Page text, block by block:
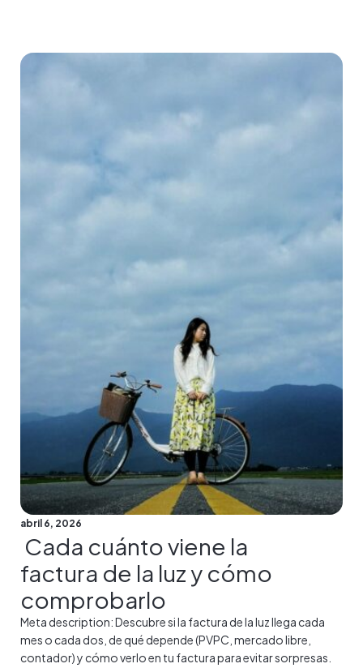
abril 6, 2026
Cada cuánto viene la
factura de la luz y cómo
comprobarlo
Meta description: Descubre si la factura de la luz llega cada
mes o cada dos, de qué depende (PVPC, mercado libre,
contador) y cómo verlo en tu factura para evitar sorpresas.